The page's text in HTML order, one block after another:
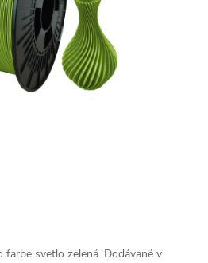
farbe svetlo zelená. Dodávané v